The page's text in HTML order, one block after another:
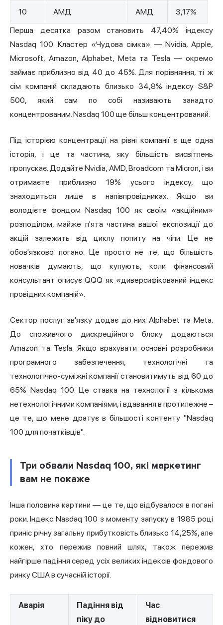
10 АМД АМД
3,17%
Перша десятка разом становить 47,40% індексу
Nasdaq 100. Кластер «Чудова сімка» — Nvidia, Apple,
Microsoft, Amazon, Alphabet, Meta та Tesla — окремо
займає приблизно від 40 до 45%. Для порівняння, ті ж
сім компаній складають близько 34,8% індексу S&P
500, який сам по собі називають занадто
концентрованим. Nasdaq 100 ще більш концентрований.
Під історією концентрації на рівні компанії є ще одна
історія, і це та частина, яку більшість висвітлень
пропускає. Додайте Nvidia, AMD, Broadcom та Micron, і ви
отримаєте приблизно 19% усього індексу, що
знаходиться лише в напівпровідниках. Якщо ви
володієте фондом Nasdaq 100 як своїм «акційним»
розподілом, майже п'ята частина вашої експозиції до
акцій залежить від циклу попиту на чіпи. Це не
обов'язково погано. Це просто не те, що більшість
новачків думають, що купують, коли фінансовий
консультант описує QQQ як «диверсифікований індекс
провідних компаній».
Сектор послуг зв'язку додає до них Alphabet та Meta.
До споживчого дискреційного блоку додаються
Amazon та Tesla. Якщо врахувати основні розробники
програмного забезпечення, технологічні та
технологічно-суміжні компанії становитимуть від 60 до
65% Nasdaq 100. Це ставка на технології з кількома
нетехнологічними компаніями, і вдавання в протилежне –
це те, що мене дратує в більшості контенту "Nasdaq
100 для початківців".
Три обвали Nasdaq 100, які маркетинг
вам не покаже
Інша половина картини — це те, що відбувалося в погані
роки. Індекс Nasdaq 100 з моменту запуску в 1985 році
приніс річну загальну прибутковість близько 14,25%, але
кожен, хто пережив повний шлях, також пережив
найгірше падіння серед усіх великих індексів фондового
ринкуСША в сучасній історії.
Аварія
Падіння від
піку до
Час
відновитися